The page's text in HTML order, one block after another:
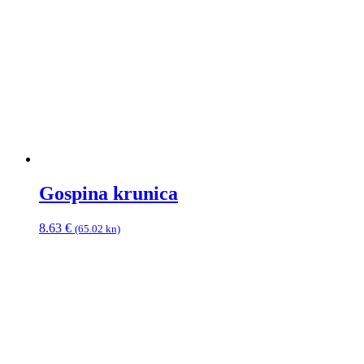
Gospina krunica
8.63 € (65.02 kn)